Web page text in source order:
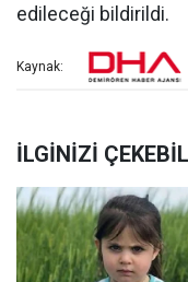
edileceği bildirildi.
Kaynak: